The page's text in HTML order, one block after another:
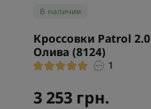
В наличии
Кроссовки Patrol 2.0
Олива (8124)
1
3 253 грн.